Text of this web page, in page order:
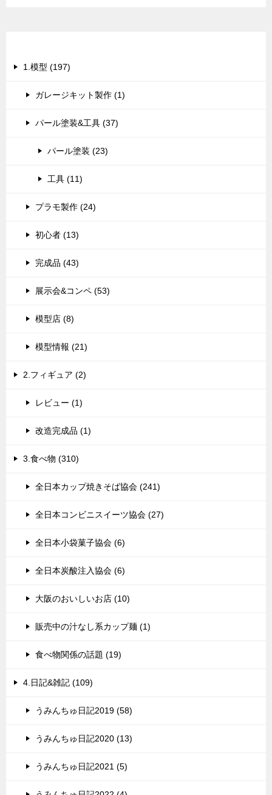
1.模型 (197)
ガレージキット製作 (1)
パール塗装&工具 (37)
パール塗装 (23)
工具 (11)
プラモ製作 (24)
初心者 (13)
完成品 (43)
展示会&コンペ (53)
模型店 (8)
模型情報 (21)
2.フィギュア (2)
レビュー (1)
改造完成品 (1)
3.食べ物 (310)
全日本カップ焼きそば協会 (241)
全日本コンビニスイーツ協会 (27)
全日本小袋菓子協会 (6)
全日本炭酸注入協会 (6)
大阪のおいしいお店 (10)
販売中の汁なし系カップ麺 (1)
食べ物関係の話題 (19)
4.日記&雑記 (109)
うみんちゅ日記2019 (58)
うみんちゅ日記2020 (13)
うみんちゅ日記2021 (5)